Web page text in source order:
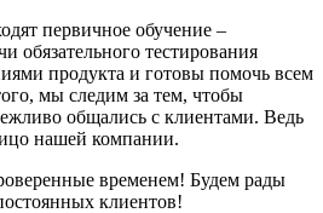
первичное обучение –
обязательного тестирования
продукта и готовы помочь всем
мы следим за тем, чтобы
общались с клиентами. Ведь
нашей компании.
временем! Будем рады
клиентов!